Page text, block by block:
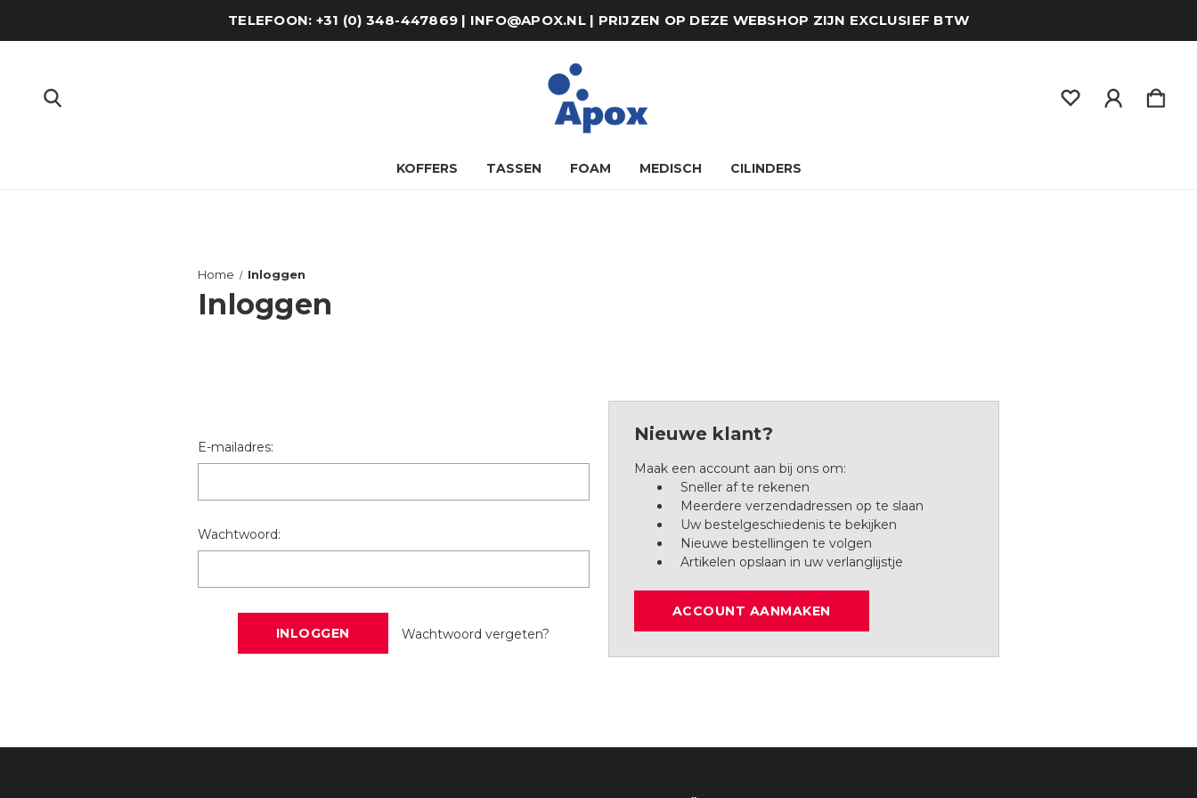
TELEFOON: +31 (0) 348-447869 | INFO@APOX.NL | PRIJZEN OP DEZE WEBSHOP ZIJN EXCLUSIEF BTW
KOFFERS TASSEN FOAM MEDISCH CILINDERS
Home Inloggen
Inloggen
E-mailadres:
Wachtwoord:
Wachtwoord vergeten?
Nieuwe klant?
Maak een account aan bij ons om:
Sneller af te rekenen
Meerdere verzendadressen op te slaan
Uw bestelgeschiedenis te bekijken
Nieuwe bestellingen te volgen
Artikelen opslaan in uw verlanglijstje
ACCOUNT AANMAKEN